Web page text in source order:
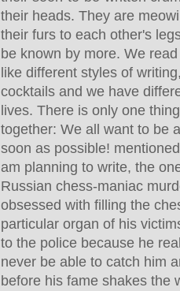
their heads. They are
their furs to each other's
be known by more. We
like different styles of
cocktails and we have
lives. There is only one
together: We all want to be
soon as possible!
am planning to write, the
Russian chess-maniac
obsessed with filling the
particular organ of his
to the police because he
never be able to catch him
before his fame shakes the